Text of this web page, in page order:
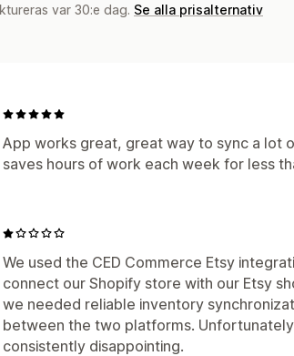
var 30:e dag. Se alla prisalternativ
App works great, great way to sync a lot
saves hours of work each week for less
We used the CED Commerce Etsy
connect our Shopify store with our Etsy
we needed reliable inventory
between the two platforms.
consistently disappointing.